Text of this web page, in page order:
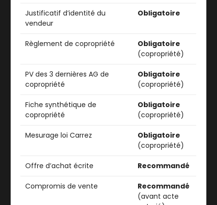
Justificatif d’identité du
vendeur
Obligatoire
Règlement de copropriété
Obligatoire
(copropriété)
PV des 3 dernières AG de
copropriété
Obligatoire
(copropriété)
Fiche synthétique de
copropriété
Obligatoire
(copropriété)
Mesurage loi Carrez
Obligatoire
(copropriété)
Offre d’achat écrite Recommandé
Compromis de vente
Recommandé
(avant acte